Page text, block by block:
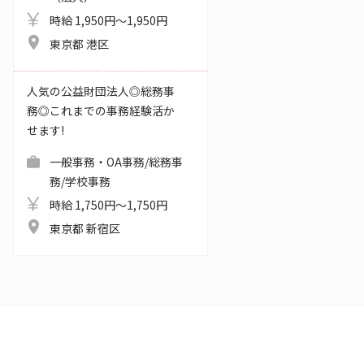
時給 1,950円～1,950円
東京都 港区
人気の公益財団法人◎総務事
務◎これまでの事務経験活か
せます!
一般事務・OA事務/総務事
務/学校事務
時給 1,750円～1,750円
東京都 新宿区